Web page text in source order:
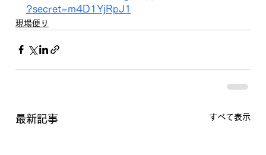
?secret=m4D1YjRpJ1
現場便り
最新記事 すべて表示